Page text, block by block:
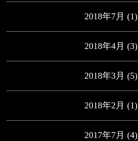
2018年7月 (1)
2018年4月 (3)
2018年3月 (5)
2018年2月 (1)
2017年7月 (4)